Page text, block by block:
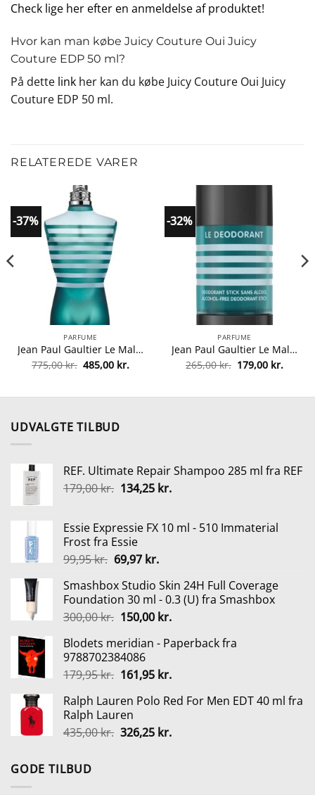
Check lige her efter en anmeldelse af produktet!
Hvor kan man købe Juicy Couture Oui Juicy
Couture EDP 50 ml?
På dette link her kan du købe Juicy Couture Oui Juicy
Couture EDP 50 ml.
RELATEREDE VARER
-37%
PARFUME
Jean Paul Gaultier Le Male EDT 125 ml fra Jean Paul Gaultier
775,00kr. Den
oprindelige
775,00 kr..
485,00 kr.Den
485,00 kr..
-32%
PARFUME
Jean Paul Gaultier Le Male Le Deodorant Stick 75 gr. fra Jean Paul Gaultier
265,00kr. Den
oprindelige
265,00 kr..
179,00 kr.Den
kr..
UDVALGTE TILBUD
REF. Ultimate Repair Shampoo 285 ml fra REF
179,00kr. Den
var:
179,00 kr..
134,25 kr.Den
er:
Essie Expressie FX 10 ml - 510 Immaterial
Frost fra Essie
99,95kr. Den
pris
var:
99,95 kr..
69,97 kr.Den
pris
er:
69,97 kr..
Smashbox Studio Skin 24H Full Coverage
Foundation 30 ml - 0.3 (U) fra Smashbox
300,00kr. Den
pris
var:
300,00 kr..
150,00 kr.Den
pris
150,00 kr..
Blodets meridian - Paperback fra
9788702384086
179,95kr. Den
pris
var:
179,95 kr..
161,95 kr.Den
pris
161,95 kr..
Ralph Lauren Polo Red For Men EDT 40 ml fra
Ralph Lauren
435,00kr. Den
326,25 kr.Den
GODE TILBUD